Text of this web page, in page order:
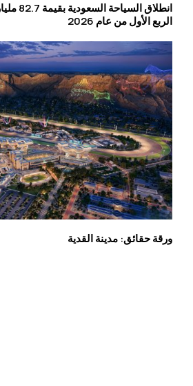
انطلاق
الربع الأول من عام 2026
ورقة حقائق: مدينة القدية